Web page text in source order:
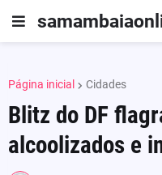
Página inicial Cidades
Blitz do DF
alcoolizados e